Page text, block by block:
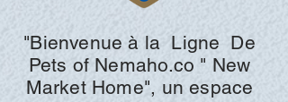
"Bienvenue à la Ligne De
Pets of Nemaho.co " New
Market Home", un espace